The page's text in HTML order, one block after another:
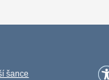
šance